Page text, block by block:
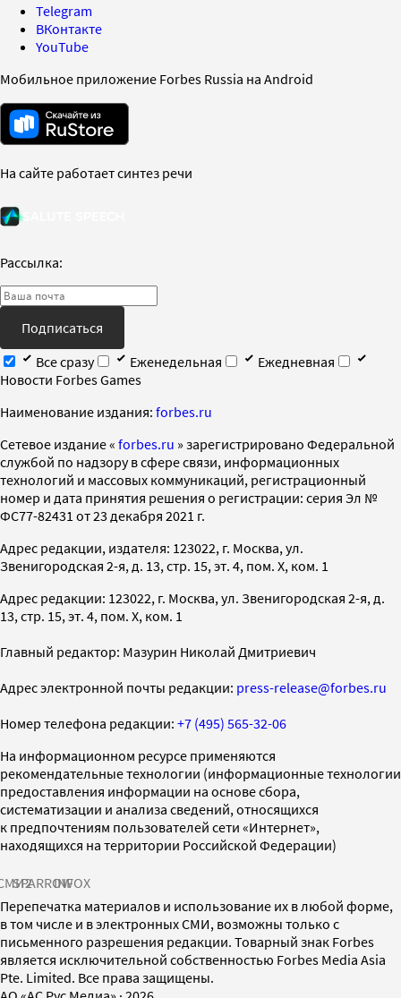
Telegram
ВКонтакте
YouTube
Мобильное приложение Forbes Russia на Android
На сайте работает синтез речи
Рассылка:
Подписаться
Все сразу
Еженедельная
Ежедневная
Новости Forbes Games
Наименование издания: forbes.ru
Cетевое издание « forbes.ru » зарегистрировано Федеральной
службой по надзору в сфере связи, информационных
технологий и массовых коммуникаций, регистрационный
номер и дата принятия решения о регистрации: серия Эл №
ФС77-82431 от 23 декабря 2021 г.
Адрес редакции, издателя: 123022, г. Москва, ул.
Звенигородская 2-я, д. 13, стр. 15, эт. 4, пом. X, ком. 1
Адрес редакции: 123022, г. Москва, ул. Звенигородская 2-я, д.
13, стр. 15, эт. 4, пом. X, ком. 1
Главный редактор: Мазурин Николай Дмитриевич
Адрес электронной почты редакции: press-release@forbes.ru
Номер телефона редакции: +7 (495) 565-32-06
На информационном ресурсе применяются
рекомендательные технологии (информационные технологии
предоставления информации на основе сбора,
систематизации и анализа сведений, относящихся
к предпочтениям пользователей сети «Интернет»,
находящихся на территории Российской Федерации)
SPARROWINFOX
Перепечатка материалов и использование их в любой форме,
в том числе и в электронных СМИ, возможны только с
письменного разрешения редакции. Товарный знак Forbes
является исключительной собственностью Forbes Media Asia
Pte. Limited. Все права защищены.